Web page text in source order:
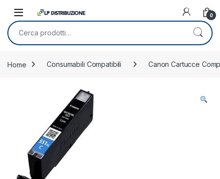
0
Cerca:
Home Consumabili Compatibili Canon Cartucce